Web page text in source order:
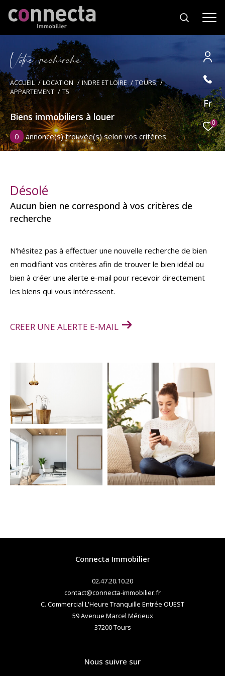
Fr
0
Vore recece
ACCUEIL LOCATION INDRE ET LOIRE
TOURS
APPARTEMENT
T5
Biens immobiliers à louer
0 annonce(s) trouvée(s) selon vos critères
Désolé
Aucun bien ne correspond à vos critères de
recherche
N'hésitez pas à effectuer une nouvelle recherche de bien
en modifiant vos critères afin de trouver le bien idéal ou
bien à créer une alerte e-mail pour recevoir directement
les biens qui vous intéressent.
CREER UNE ALERTE E-MAIL
Connecta Immobilier
02.47.20.10.20
contact@connecta-immobilier.fr
C. Commercial L'Heure Tranquille Entrée OUEST
59 Avenue Marcel Mérieux
37200 tours
Nous suivre sur
Effectuer une recherche
et trouver le bien qui correspond à vos
critères
Type
d'offre
Location
bien
Type de bien
Ville
Budget
Surface
Surface
Pièces
AFFINER LES CRITÈRES
TERRASSE PARKING PISCINE
FILTRER PAR
COUPS DE COEUR EXCLUSIVITÉS
NOUVEAUTÉS